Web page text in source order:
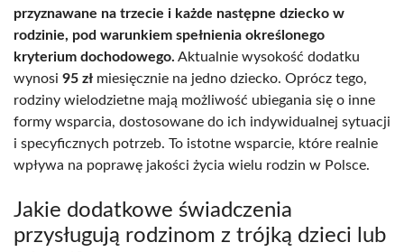
przyznawane na trzecie i każde następne dziecko w
rodzinie, pod warunkiem spełnienia określonego
kryterium dochodowego. Aktualnie wysokość dodatku
wynosi 95 zł miesięcznie na jedno dziecko. Oprócz tego,
rodziny wielodzietne mają możliwość ubiegania się o inne
formy wsparcia, dostosowane do ich indywidualnej sytuacji
i specyficznych potrzeb. To istotne wsparcie, które realnie
wpływa na poprawę jakości życia wielu rodzin w Polsce.
Jakie dodatkowe świadczenia
przysługują rodzinom z trójką dzieci lub